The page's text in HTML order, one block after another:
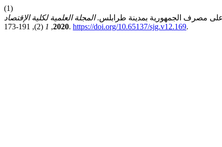
(1)
على مصرف الجمهورية بمدينة طرابلس.المجلة العلمية لكلية الإقتصاد
2020
,
1 (2), 191-173. https://doi.org/10.65137/sjg.v12.169.